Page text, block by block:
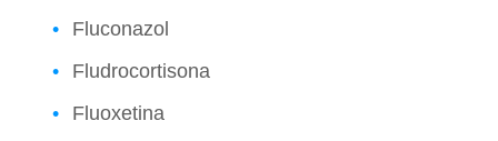
Fluconazol
Fludrocortisona
Fluoxetina